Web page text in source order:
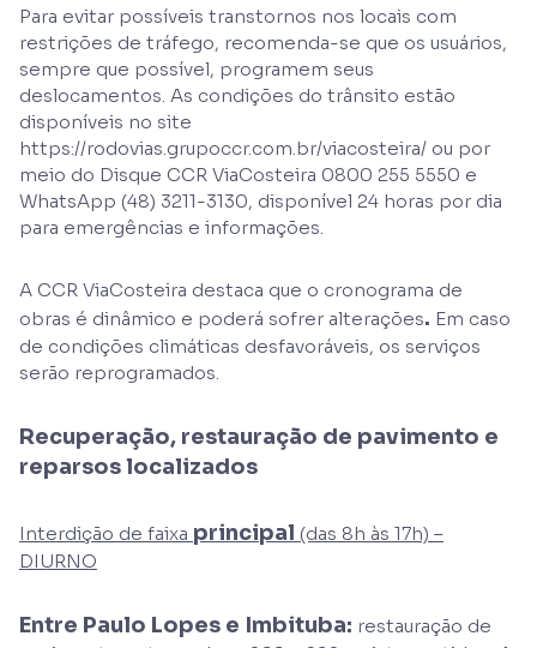
Para evitar possíveis transtornos nos locais com
restrições de tráfego, recomenda-se que os usuários,
sempre que possível, programem seus
deslocamentos. As condições do trânsito estão
disponíveis no site
https://rodovias.grupoccr.com.br/viacosteira/ ou por
meio do Disque CCR ViaCosteira 0800 255 5550 e
WhatsApp (48) 3211-3130, disponível 24 horas por dia
para emergências e informações.
A CCR ViaCosteira destaca que o cronograma de
obras é dinâmico e poderá sofrer alterações. Em caso
de condições climáticas desfavoráveis, os serviços
serão reprogramados.
Recuperação, restauração de pavimento e
reparsos localizados
Interdição de faixa principal (das 8h às 17h) –
DIURNO
Entre Paulo Lopes e Imbituba: restauração de